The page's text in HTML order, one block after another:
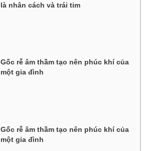
là nhân cách và trái tim
Gốc rễ âm thầm tạo nên phúc khí của
một gia đình
Gốc rễ âm thầm tạo nên phúc khí của
một gia đình